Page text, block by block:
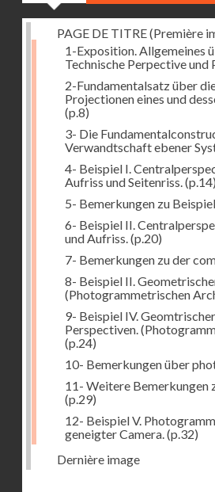
PAGE DE TITRE (Première
1-Exposition. Allgemeines
Technische Perpective
2-Fundamentalsatz über
Projectionen eines und
(p.8)
3- Die
Verwandtschaft ebener
4- Beispiel I.
Aufriss und Seitenriss.(p.14)
5- Bemerkungen zu
6- Beispiel II.
und Aufriss.(p.20)
7- Bemerkungen zu der
8- Beispiel II.
(Photogrammetrischen
9- Beispiel IV.
Perspectiven.
(p.24)
10- Bemerkungen über
11- Weitere Bemerkungen
(p.29)
12- Beispiel V.
geneigter Camera.(p.32)
Dernière image